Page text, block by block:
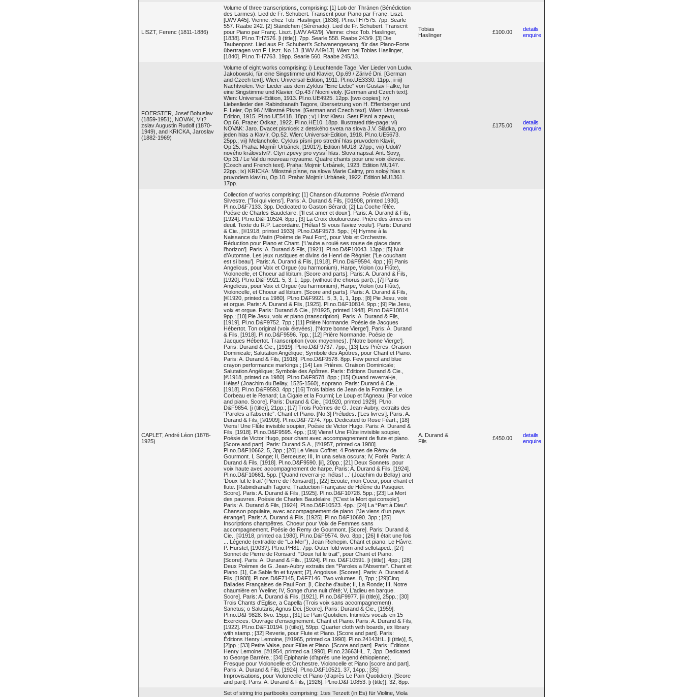
LISZT, Ferenc (1811-1886)
Volume of three transcriptions, comprising: [1] Lob der Thränen (Bénédiction
des Larmes). Lied de Fr. Schubert. Transcrit pour Piano par Franç. Liszt.
[LWV A45]. Vienne: chez Tob. Haslinger, [1838]. Pl.no.TH7575. 7pp. Searle
557. Raabe 242. [2] Ständchen (Sérénade). Lied de Fr. Schubert. Transcrit
pour Piano par Franç. Liszt. [LWV A42/9]. Vienne: chez Tob. Haslinger,
[1838]. Pl.no.TH7576. [i (title)], 7pp. Searle 558. Raabe 243/9. [3] Die
Taubenpost. Lied aus Fr. Schubert’s Schwanengesang, für das Piano-Forte
übertragen von F. Liszt. No.13. [LWV A49/13]. Wien: bei Tobias Haslinger,
[1840]. Pl.no.TH7763. 19pp. Searle 560. Raabe 245/13.
Tobias
Haslinger
£100.00
details
enquire
FOERSTER, Josef Bohuslav
(1859-1951), NOVAK, Vít?
zslav Augustin Rudolf (1870-
1949), and KRICKA, Jaroslav
(1882-1969)
Volume of eight works comprising: i) Leuchtende Tage. Vier Lieder von Ludw.
Jakobowski, für eine Singstimme und Klavier, Op.69 / Zárivé Dni. [German
and Czech text]. Wien: Universal-Edition, 1911. Pl.no.UE3330. 11pp.; ii-iii)
Nachtviolen. Vier Lieder aus dem Zyklus "Eine Liebe" von Gustav Falke, für
eine Singstimme und Klavier, Op.43 / Nocni violy. [German and Czech text].
Wien: Universal-Edition, 1913. Pl.no.UE4925. 12pp. [two copies]; iv)
Liebeslieder des Rabindranath Tagore, übersetzung von H. Effenberger und
F. Leier, Op.96 / Milostné Písne. [German and Czech text]. Wien: Universal-
Edition, 1915. Pl.no.UE5418. 18pp.; v) Hrst Klasu. Sest Písní a zpevu,
Op.66. Praze: Odkaz, 1922. Pl.no.HE10. 18pp. Illustrated title-page; vi)
NOVAK: Jaro. Dvacet pisnicek z detského sveta na slova J.V. Sládka, pro
jeden hlas a Klavír, Op.52. Wien: Universal-Edition, 1918. Pl.no.UE5673.
25pp.; vii) Melancholie. Cyklus písní pro strední hlas pruvodem Klavír,
Op.25. Praha: Mojmír Urbánek, [1901?]. Edition MU18. 27pp.; viii) Udoli?
nového královstvi?. Ctyri zpevy pro vyssí hlas. Slova napsal. Ant. Sovy,
Op.31 / Le Val du nouveau royaume. Quatre chants pour une voix élevée.
[Czech and French text]. Praha: Mojmír Urbánek, 1923. Edition MU147.
22pp.; ix) KRICKA: Milostné písne, na slova Marie Calmy, pro soloý hlas s
pruvodem klavíru, Op.10. Praha: Mojmír Urbánek, 1922. Edition MU1361.
17pp.
£175.00
details
enquire
CAPLET, André Léon (1878-
1925)
Collection of works comprising: [1] Chanson d’Automne. Poésie d’Armand
Silvestre. [‘Toi qui viens’]. Paris: A. Durand & Fils, [©1908, printed 1930].
Pl.no.D&F7133. 3pp. Dedicated to Gaston Bérardi; [2] La Coche fêlée.
Poésie de Charles Baudelaire. [‘Il est amer et doux’]. Paris: A. Durand & Fils,
[1924]. Pl.no.D&F10524. 8pp.; [3] La Croix douloureuse. Prière des âmes en
deuil. Texte du R.P. Lacordaire. [‘Hélas! Si vous l’aviez voulu’]. Paris: Durand
& Cie., [©1918, printed 1933]. Pl.no.D&F9573. 5pp.; [4] Hymne à la
Naissance du Matin (Poème de Paul Fort), pour Voix et Orchestre.
Réduction pour Piano et Chant. [‘L’aube a roulé ses rouse de glace dans
l’horizon’]. Paris: A. Durand & Fils, [1921]. Pl.no.D&F10043. 13pp.; [5] Nuit
d’Automne. Les jeux rustiques et divins de Henri de Régnier. [‘Le couchant
est si beau’]. Paris: A. Durand & Fils, [1918]. Pl.no.D&F9594. 4pp.; [6] Panis
Angelicus, pour Voix et Orgue (ou harmonium), Harpe, Violon (ou Flûte),
Violoncelle, et Choeur ad libitum. [Score and parts]. Paris: A. Durand & Fils,
[1920]. Pl.no.D&F9921. 5, 3, 1, 1pp. (without the chorus part).; [7] Panis
Angelicus, pour Voix et Orgue (ou harmonium), Harpe, Violon (ou Flûte),
Violoncelle, et Choeur ad libitum. [Score and parts]. Paris: A. Durand & Fils,
[©1920, printed ca 1980]. Pl.no.D&F9921. 5, 3, 1, 1, 1pp.; [8] Pie Jesu, voix
et orgue. Paris: A. Durand & Fils, [1925]. Pl.no.D&F10814. 9pp.; [9] Pie Jesu,
voix et orgue. Paris: Durand & Cie., [©1925, printed 1948]. Pl.no.D&F10814.
9pp.; [10] Pie Jesu, voix et piano (transcription). Paris: A. Durand & Fils,
[1919]. Pl.no.D&F9752. 7pp.; [11] Prière Normande. Poésie de Jacques
Hébertot. Ton original (voix élevées). [‘Notre bonne Vierge’]. Paris: A. Durand
& Fils, [1918]. Pl.no.D&F9596. 7pp.; [12] Prière Normande. Poésie de
Jacques Hébertot. Transcription (voix moyennes). [‘Notre bonne Vierge’].
Paris: Durand & Cie., [1919]. Pl.no.D&F9737. 7pp.; [13] Les Prières. Oraison
Dominicale; Salutation Angélique; Symbole des Apôtres, pour Chant et Piano.
Paris: A. Durand & Fils, [1918]. Pl.no.D&F9578. 8pp. Few pencil and blue
crayon performance markings.; [14] Les Prières. Oraison Dominicale;
Salutation Angélique; Symbole des Apôtres. Paris: Editions Durand & Cie.,
[©1918, printed ca 1980]. Pl.no.D&F9578. 8pp.; [15] Quand reverrai-je,
Hélas! (Joachim du Bellay, 1525-1560), soprano. Paris: Durand & Cie.,
[1918]. Pl.no.D&F9593. 4pp.; [16] Trois fables de Jean de la Fontaine. Le
Corbeau et le Renard; La Cigale et la Fourmi; Le Loup et l'Agneau. [For voice
and piano. Score]. Paris: Durand & Cie., [©1920, printed 1929]. Pl.no.
D&F9854. [i (title)], 21pp.; [17] Trois Poèmes de G. Jean-Aubry, extraits des
“Paroles a l’absente”. Chant et Piano. [No.3] Préludes. [‘Les livres’]. Paris: A.
Durand & Fils, [©1909]. Pl.no.D&F7274. 7pp. Dedicated to Rose Féart.; [18]
Viens! Une Flûte invisible soupier, Poésie de Victor Hugo. Paris: A. Durand &
Fils, [1918]. Pl.no.D&F9595. 4pp.; [19] Viens! Une Flûte invisible soupier,
Poésie de Victor Hugo, pour chant avec accompagnement de flute et piano.
[Score and part]. Paris: Durand S.A., [©1957, printed ca 1980].
Pl.no.D&F10662. 5, 3pp.; [20] Le Vieux Coffret. 4 Poèmes de Rémy de
Gourmont. I, Songe; II, Berceuse; III, In una selva oscura; IV, Forêt. Paris: A.
Durand & Fils, [1918]. Pl.no.D&F9590. [ii], 20pp.; [21] Deux Sonnets, pour
voix haute avec accompagnement de harpe. Paris: A. Durand & Fils, [1924].
Pl.no.D&F10661. 5pp. [‘Quand reverrai-je, hélas! ...’ (Joachim du Bellay) and
‘Doux fut le trait’ (Pierre de Ronsard)].; [22] Ecoute, mon Coeur, pour chant et
flute. [Rabindranath Tagore, Traduction Française de Hélène du Pasquier.
Score]. Paris: A. Durand & Fils, [1925]. Pl.no.D&F10728. 5pp.; [23] La Mort
des pauvres. Poésie de Charles Baudelaire. [‘C’est la Mort qui console’].
Paris: A. Durand & Fils, [1924]. Pl.no.D&F10523. 4pp.; [24] La “Part à Dieu”.
Chanson populaire, avec accompagnement de piano. [‘Je viens d’un pays
étrange’]. Paris: A. Durand & Fils, [1925]. Pl.no.D&F10690. 3pp.; [25]
Inscriptions champêtres. Choeur pour Voix de Femmes sans
accompagnement. Poésie de Remy de Gourmont. [Score]. Paris: Durand &
Cie., [©1918, printed ca 1980]. Pl.no.D&F9574. 8vo. 8pp.; [26] Il était une fois
... Légende (extradite de “La Mer”), Jean Richepin. Chant et piano. Le Hâvre:
P. Hurstel, [1903?]. Pl.no.PH81. 7pp. Outer fold worn and sellotaped.; [27]
Sonnet de Pierre de Ronsard. "Doux fut le trait", pour Chant et Piano.
[Score]. Paris: A. Durand & Fils., [1924]. Pl.no. D&F10591. [i (title)], 4pp.; [28]
Deux Poèmes de G. Jean-Aubry extraits des "Paroles a l'Absente". Chant et
Piano. [1], Ce Sable fin et fuyant; [2], Angoisse. [Scores]. Paris: A. Durand &
Fils, [1908]. Pl.nos D&F7145, D&F7146. Two volumes. 8, 7pp.; [29]Cinq
Ballades Françaises de Paul Fort. [I, Cloche d'aube; II, La Ronde; III, Notre
chaumière en Yveline; IV, Songe d'une nuit d'été; V, L'adieu en barque.
Score]. Paris: A. Durand & Fils, [1921]. Pl.no.D&F9977. [iii (title)], 25pp.; [30]
Trois Chants d'Eglise, a Capella (Trois voix sans accompagnement).
Sanctus; o Salutaris; Agnus Dei. [Score]. Paris: Durand & Cie., [1959].
Pl.no.D&F9828. 8vo. 15pp.; [31] Le Pain Quotidien. Intimités vocals en 15
Exercices. Ouvrage d’enseignement. Chant et Piano. Paris: A. Durand & Fils,
[1922]. Pl.no.D&F10194. [i (title)], 59pp. Quarter cloth with boards, ex library
with stamp.; [32] Reverie, pour Flute et Piano. [Score and part]. Paris:
Éditions Henry Lemoine, [©1965, printed ca 1990]. Pl.no.24143HL. [i (title)], 5,
[2]pp.; [33] Petite Valse, pour Flûte et Piano. [Score and part]. Paris: Éditions
Henry Lemoine, [©1954, printed ca 1990]. Pl.no.23663HL. 7, 3pp. Dedicated
to George Barrère.; [34] Epiphanie (d’après une legend éthiopienne).
Fresque pour Violoncelle et Orchestre. Violoncelle et Piano [score and part].
Paris: A. Durand & Fils, [1924]. Pl.no.D&F10521. 37, 14pp.; [35]
Improvisations, pour Violoncelle et Piano (d’après Le Pain Quotidien). [Score
and part]. Paris: A. Durand & Fils, [1926]. Pl.no.D&F10853. [i (title)], 32, 8pp.
A. Durand &
Fils
£450.00
details
enquire
Set of string trio partbooks comprising: 1tes Terzett (in Es) für Violine, Viola